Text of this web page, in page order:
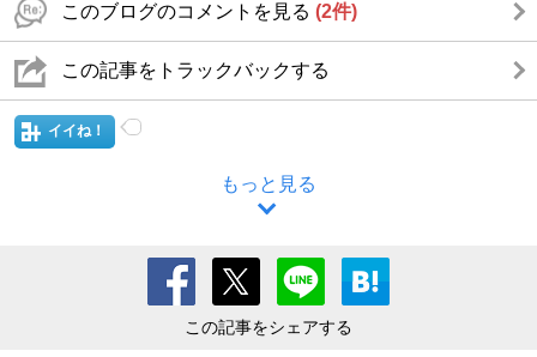
このブログのコメントを見る (2件)
この記事をトラックバックする
イイね！
もっと見る
この記事をシェアする